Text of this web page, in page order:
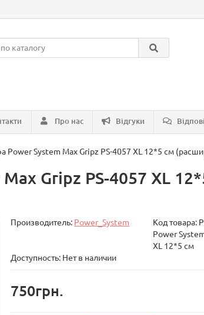
Про нас Відгуки
Power System Max Gripz PS-4057 XL 12*5 см
Gripz PS-4057 XL
Производитель: Power_System Код товара:
Power
XL 12*5 см
Доступность: Нет в наличии
750грн.